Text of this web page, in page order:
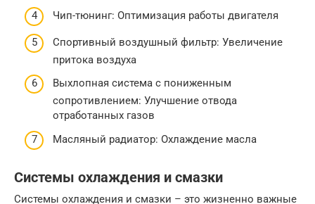
Чип-тюнинг: Оптимизация работы двигателя
Спортивный воздушный фильтр: Увеличение
притока воздуха
Выхлопная система с пониженным
сопротивлением: Улучшение отвода
отработанных газов
Масляный радиатор: Охлаждение масла
Системы охлаждения и смазки
Системы охлаждения и смазки – это жизненно важные